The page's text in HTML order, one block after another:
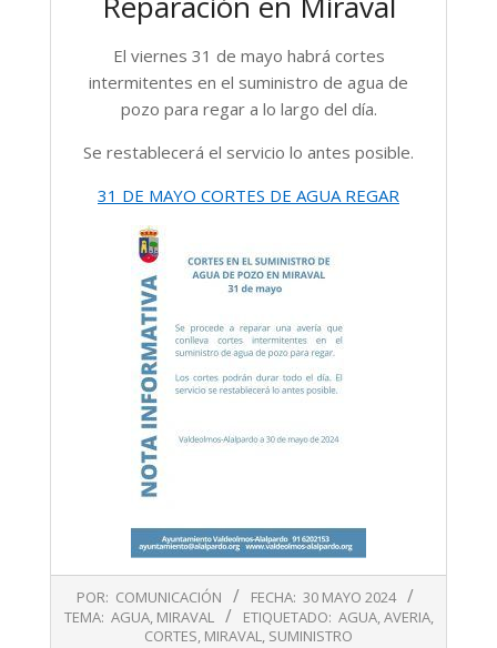
El viernes 31 de mayo habrá cortes
intermitentes en el suministro de agua de
pozo para regar a lo largo del día.
Se restablecerá el servicio lo antes posible.
31 DE MAYO CORTES DE AGUA REGAR
05-
POR: COMUNICACIÓN FECHA: 30 MAYO 2024
TEMA: AGUA, MIRAVAL ETIQUETADO: AGUA,AVERIA,
CORTES, MIRAVAL, SUMINISTRO